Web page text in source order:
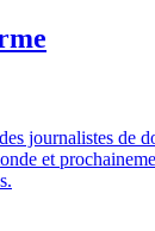
journalistes de
et